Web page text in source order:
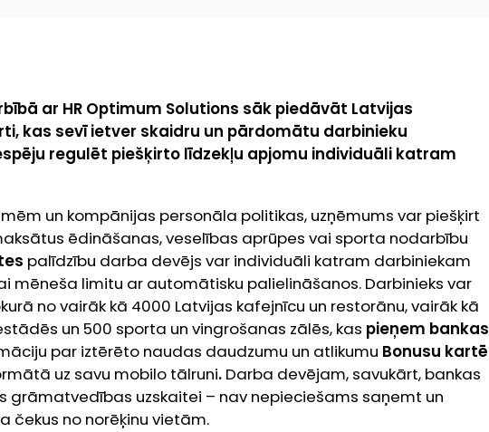
ar HR Optimum Solutions sāk piedāvāt Latvijas
kas sevī ietver skaidru un pārdomātu darbinieku
regulēt piešķirto līdzekļu apjomu individuāli katram
un kompānijas personāla politikas, uzņēmums var piešķirt
ēdināšanas, veselības aprūpes vai sporta nodarbību
palīdzību darba devējs var individuāli katram darbiniekam
mēneša limitu ar automātisku palielināšanos. Darbinieks var
no vairāk kā 4000 Latvijas kafejnīcu un restorānu, vairāk kā
un 500 sporta un vingrošanas zālēs, kas pieņem bankas
par iztērēto naudas daudzumu un atlikumu Bonusu kartē
uz savu mobilo tālruni. Darba devējam, savukārt, bankas
grāmatvedības uzskaitei – nav nepieciešams saņemt un
no norēķinu vietām.